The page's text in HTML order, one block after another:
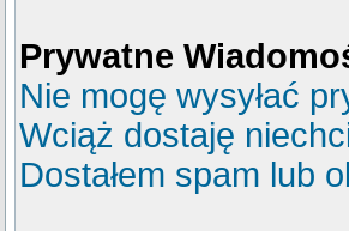
Prywatne
Nie mogę wysyłać
Wciąż dostaję
Dostałem spam lub